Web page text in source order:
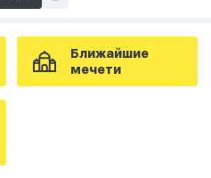
Ближайшие
мечети